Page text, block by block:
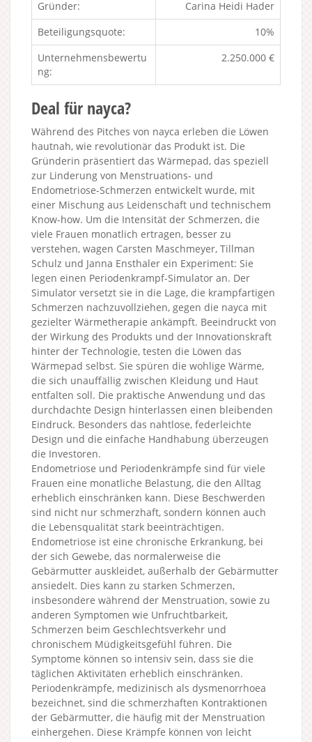
Gründer:
Carina Heidi Hader
Beteiligungsquote:
10%
Unternehmensbewertu
ng:
2.250.000 €
Deal für nayca?
Während des Pitches von nayca erleben die Löwen
hautnah, wie revolutionär das Produkt ist. Die
Gründerin präsentiert das Wärmepad, das speziell
zur Linderung von Menstruations- und
Endometriose-Schmerzen entwickelt wurde, mit
einer Mischung aus Leidenschaft und technischem
Know-how. Um die Intensität der Schmerzen, die
viele Frauen monatlich ertragen, besser zu
verstehen, wagen Carsten Maschmeyer, Tillman
Schulz und Janna Ensthaler ein Experiment: Sie
legen einen Periodenkrampf-Simulator an. Der
Simulator versetzt sie in die Lage, die krampfartigen
Schmerzen nachzuvollziehen, gegen die nayca mit
gezielter Wärmetherapie ankämpft. Beeindruckt von
der Wirkung des Produkts und der Innovationskraft
hinter der Technologie, testen die Löwen das
Wärmepad selbst. Sie spüren die wohlige Wärme,
die sich unauffällig zwischen Kleidung und Haut
entfalten soll. Die praktische Anwendung und das
durchdachte Design hinterlassen einen bleibenden
Eindruck. Besonders das nahtlose, federleichte
Design und die einfache Handhabung überzeugen
die Investoren.
Endometriose und Periodenkrämpfe sind für viele
Frauen eine monatliche Belastung, die den Alltag
erheblich einschränken kann. Diese Beschwerden
sind nicht nur schmerzhaft, sondern können auch
die Lebensqualität stark beeinträchtigen.
Endometriose ist eine chronische Erkrankung, bei
der sich Gewebe, das normalerweise die
Gebärmutter auskleidet, außerhalb der Gebärmutter
ansiedelt. Dies kann zu starken Schmerzen,
insbesondere während der Menstruation, sowie zu
anderen Symptomen wie Unfruchtbarkeit,
Schmerzen beim Geschlechtsverkehr und
chronischem Müdigkeitsgefühl führen. Die
Symptome können so intensiv sein, dass sie die
täglichen Aktivitäten erheblich einschränken.
Periodenkrämpfe, medizinisch als dysmenorrhoea
bezeichnet, sind die schmerzhaften Kontraktionen
der Gebärmutter, die häufig mit der Menstruation
einhergehen. Diese Krämpfe können von leicht